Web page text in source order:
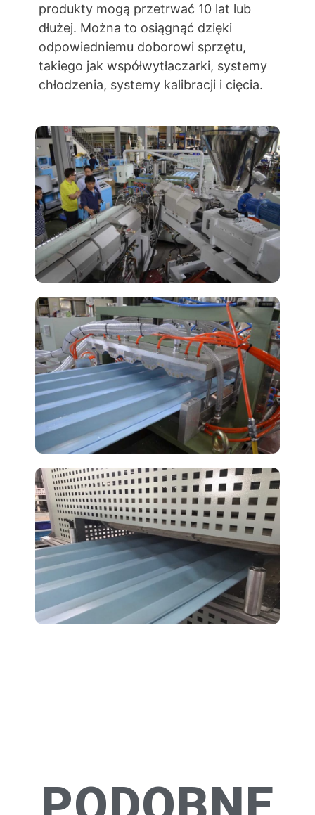
produkty mogą przetrwać 10 lat lub
dłużej. Można to osiągnąć dzięki
odpowiedniemu doborowi sprzętu,
takiego jak współwytłaczarki, systemy
chłodzenia, systemy kalibracji i cięcia.